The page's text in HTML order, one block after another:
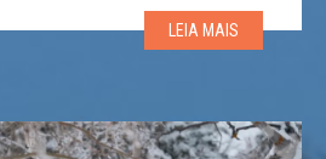
significa adicionar, melhorar e
A “baixa temporada” no mundo
LEIA MAIS